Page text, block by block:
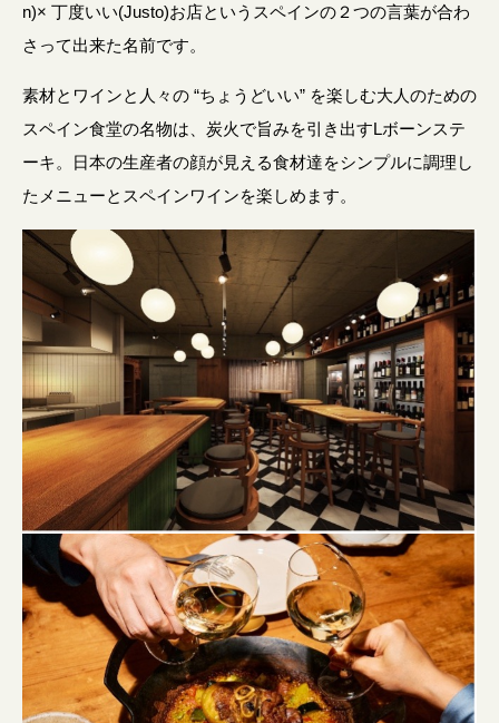
n)× 丁度いい(Justo)お店というスペインの２つの言葉が合わ
さって出来た名前です。
素材とワインと人々の “ちょうどいい” を楽しむ大人のための
スペイン食堂の名物は、炭火で旨みを引き出すLボーンステ
ーキ。日本の生産者の顔が見える食材達をシンプルに調理し
たメニューとスペインワインを楽しめます。